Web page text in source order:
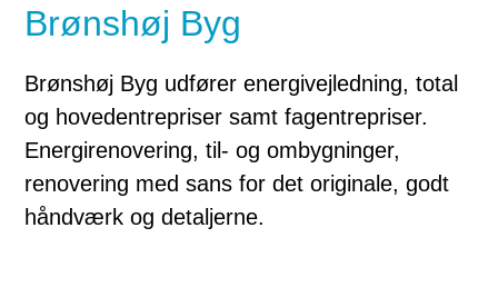
Brønshøj Byg
Brønshøj Byg udfører energivejledning, total
og hovedentrepriser samt fagentrepriser.
Energirenovering, til- og ombygninger,
renovering med sans for det originale, godt
håndværk og detaljerne.